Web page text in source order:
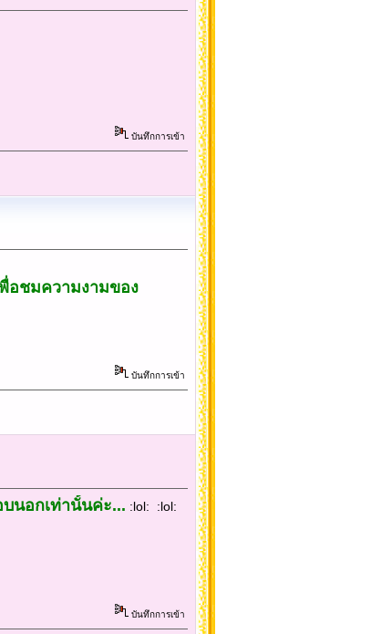
บันทึกการเข้า
อชมความงามของ
บันทึกการเข้า
นอกเท่านั้นค่ะ... :lol: :lol:
บันทึกการเข้า